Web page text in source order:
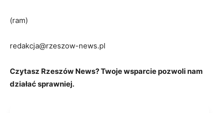
(ram)
redakcja@rzeszow-news.pl
Czytasz Rzeszów News? Twoje wsparcie pozwoli nam
działać sprawniej.